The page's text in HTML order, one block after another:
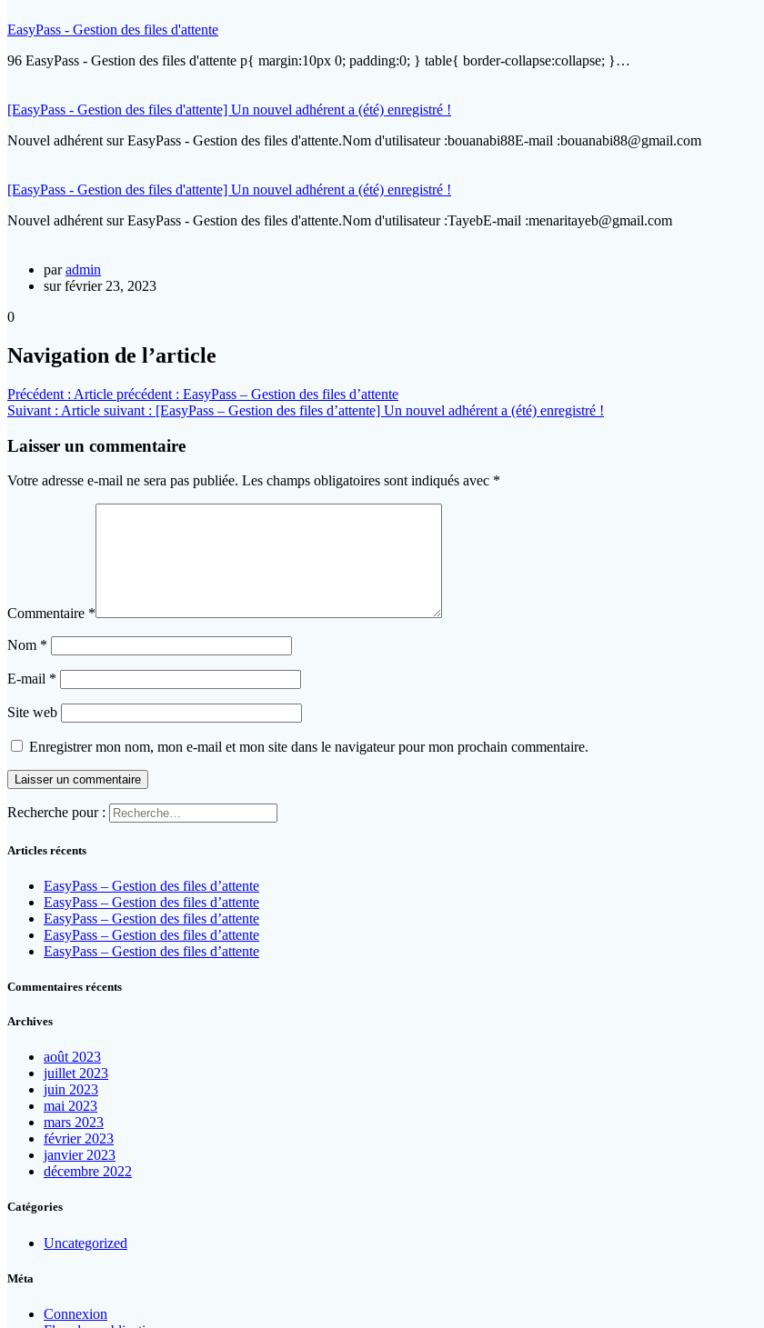
EasyPass - Gestion des files d'attente
96 EasyPass - Gestion des files d'attente p{ margin:10px 0; padding:0; } table{ border-collapse:collapse; }…
[EasyPass - Gestion des files d'attente] Un nouvel adhérent a (été) enregistré !
Nouvel adhérent sur EasyPass - Gestion des files d'attente.Nom d'utilisateur :bouanabi88E-mail :bouanabi88@gmail.com
[EasyPass - Gestion des files d'attente] Un nouvel adhérent a (été) enregistré !
Nouvel adhérent sur EasyPass - Gestion des files d'attente.Nom d'utilisateur :TayebE-mail :menaritayeb@gmail.com
paradmin
sur février 23, 2023
0
Navigation de l’article
Précédent : Article précédent : EasyPass – Gestion des files d’attente
Suivant : Article suivant : [EasyPass – Gestion des files d’attente] Un nouvel adhérent a (été) enregistré !
Laisser un commentaire
Votre adresse e-mail ne sera pas publiée. Les champs obligatoires sont indiqués avec *
Commentaire *
Nom *
E-mail *
Site web
Enregistrer mon nom, mon e-mail et mon site dans le navigateur pour mon prochain commentaire.
Recherche pour :
Articles récents
EasyPass – Gestion des files d’attente
EasyPass – Gestion des files d’attente
EasyPass – Gestion des files d’attente
EasyPass – Gestion des files d’attente
EasyPass – Gestion des files d’attente
Commentaires récents
Archives
août 2023
juillet 2023
juin 2023
mai 2023
mars 2023
février 2023
janvier 2023
décembre 2022
Catégories
Uncategorized
Méta
Connexion